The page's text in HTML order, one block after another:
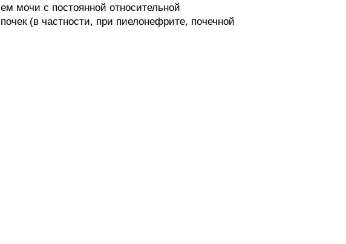
мочи с постоянной относительной
(в частности, при пиелонефрите, почечной